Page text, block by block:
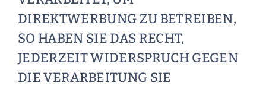
DIREKTWERBUNG ZU BETREIBEN,
SO HABEN SIE DAS RECHT,
JEDERZEIT WIDERSPRUCH GEGEN
DIE VERARBEITUNG SIE